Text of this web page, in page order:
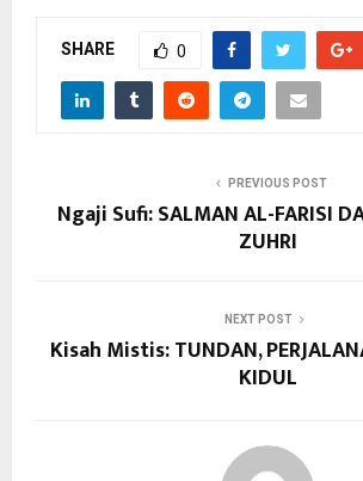
SHARE 0
PREVIOUS POST
Ngaji Sufi: SALMAN AL-FARISI
ZUHRI
NEXT POST
Kisah Mistis: TUNDAN,
KIDUL